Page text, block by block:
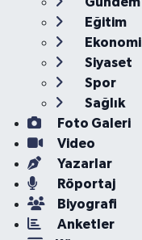
Eğitim
Ekonomi
Siyaset
Spor
Sağlık
Foto Galeri
Video
Yazarlar
Röportaj
Biyografi
Anketler